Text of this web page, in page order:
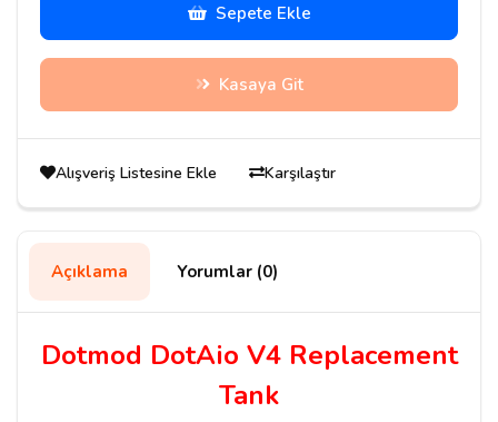
Sepete Ekle
Kasaya Git
Alışveriş Listesine Ekle Karşılaştır
Açıklama Yorumlar (0)
Dotmod DotAio V4 Replacement
Tank